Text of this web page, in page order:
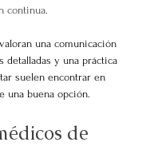
continua.
una comunicación
detalladas y una práctica
suelen encontrar en
una buena opción.
de